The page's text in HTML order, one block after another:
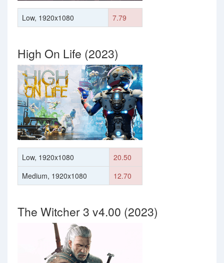
Low, 1920x1080 7.79
High On Life (2023)
Low, 1920x1080
20.50
Medium, 1920x1080
12.70
The Witcher 3 v4.00 (2023)